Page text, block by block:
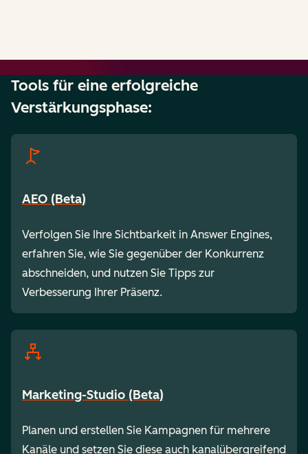
Tools für eine erfolgreiche
Verstärkungsphase:
AEO (Beta)
Verfolgen Sie Ihre Sichtbarkeit in Answer Engines,
erfahren Sie, wie Sie gegenüber der Konkurrenz
abschneiden, und nutzen Sie Tipps zur
Verbesserung Ihrer Präsenz.
Marketing-Studio (Beta)
Planen und erstellen Sie Kampagnen für mehrere
Kanäle und setzen Sie diese auch kanalübergreifend